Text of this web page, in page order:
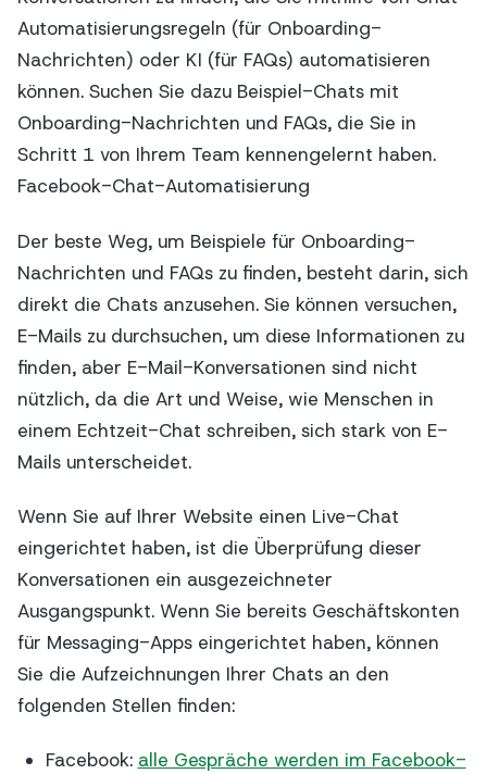
Automatisierungsregeln (für Onboarding-
Nachrichten) oder KI (für FAQs) automatisieren
können. Suchen Sie dazu Beispiel-Chats mit
Onboarding-Nachrichten und FAQs, die Sie in
Schritt 1 von Ihrem Team kennengelernt haben.
Facebook-Chat-Automatisierung
Der beste Weg, um Beispiele für Onboarding-
Nachrichten und FAQs zu finden, besteht darin, sich
direkt die Chats anzusehen. Sie können versuchen,
E-Mails zu durchsuchen, um diese Informationen zu
finden, aber E-Mail-Konversationen sind nicht
nützlich, da die Art und Weise, wie Menschen in
einem Echtzeit-Chat schreiben, sich stark von E-
Mails unterscheidet.
Wenn Sie auf Ihrer Website einen Live-Chat
eingerichtet haben, ist die Überprüfung dieser
Konversationen ein ausgezeichneter
Ausgangspunkt. Wenn Sie bereits Geschäftskonten
für Messaging-Apps eingerichtet haben, können
Sie die Aufzeichnungen Ihrer Chats an den
folgenden Stellen finden:
Facebook: alle Gespräche werden im Facebook-